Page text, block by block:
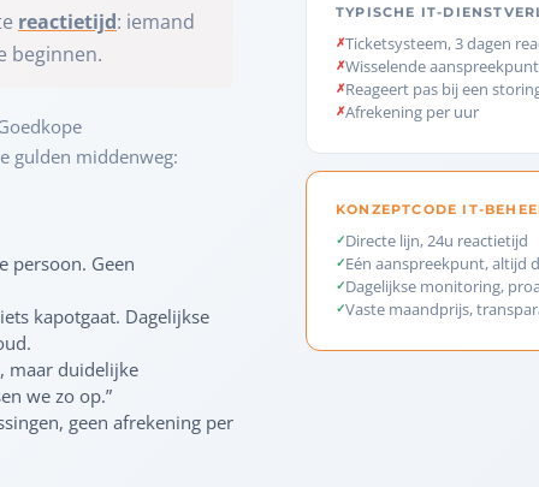
reactietijd: iemand
beginnen.
gulden middenweg:
persoon. Geen
kapotgaat. Dagelijkse
maar duidelijke
we zo op.”
geen afrekening per
TYPISCHE IT-
Ticketsysteem, 3 dagen
Wisselende
Reageert pas bij een
Afrekening per uur
KONZEPTCODE IT-
Directe lijn, 24u reactietijd
Eén aanspreekpunt, altijd
Dagelijkse monitoring,
Vaste maandprijs,